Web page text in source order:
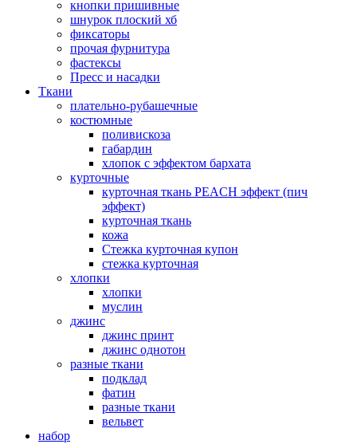
кнопки пришивные
шнурок плоский хб
фиксаторы
прочая фурнитура
фастексы
Пресс и насадки
Ткани
плательно-рубашечные
костюмные
поливискоза
габардин
хлопок с эффектом бархата
курточные
курточная ткань PEACH эффект (пич
эффект)
курточная ткань
кожа
Стежка курточная купон
стежка курточная
хлопки
хлопки
муслин
джинс
джинс принт
джинс однотон
разные ткани
подклад
фатин
разные ткани
вельвет
набор